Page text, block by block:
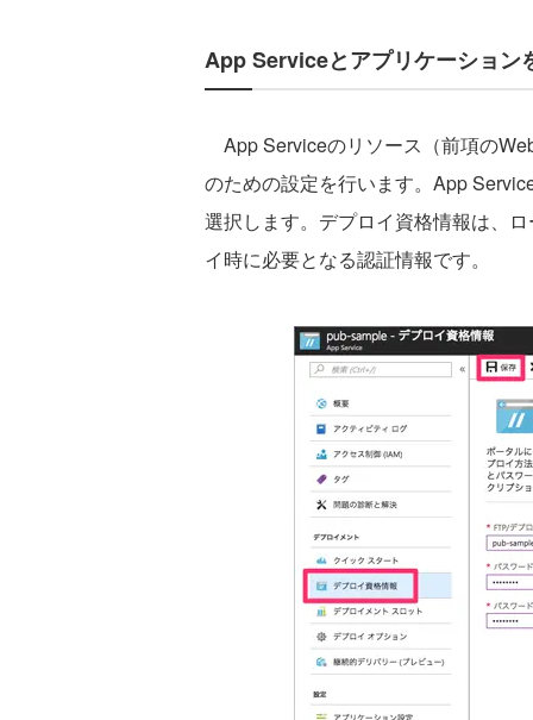
App Serviceとアプリケーション
App Serviceのリソース（前項の
のための設定を行います。App
選択します。デプロイ資格情報は、
イ時に必要となる認証情報です。